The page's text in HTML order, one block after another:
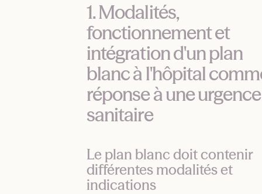
1. Modalités,
fonctionnement et
intégration d'un plan
blanc à l'hôpital
réponse à une urgence
sanitaire
Le plan blanc doit contenir
différentes modalités et
indications